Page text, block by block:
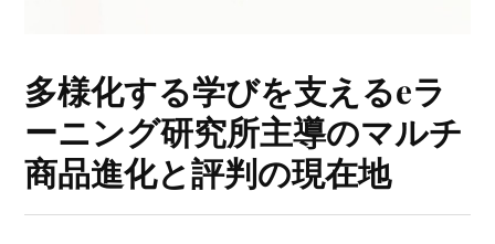
多様化する学びを支えるeラ
ーニング研究所主導のマルチ
商品進化と評判の現在地